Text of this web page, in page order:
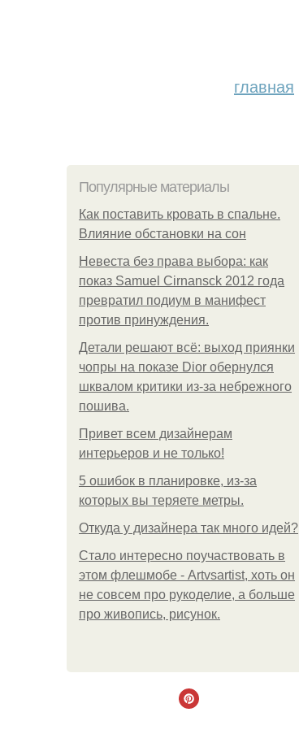
главная
Популярные материалы
Как поставить кровать в спальне.
Влияние обстановки на сон
Невеста без права выбора: как
показ Samuel Cirnansck 2012 года
превратил подиум в манифест
против принуждения.
Детали решают всё: выход приянки
чопры на показе Dior обернулся
шквалом критики из-за небрежного
пошива.
Привет всем дизайнерам
интерьеров и не только!
5 ошибок в планировке, из-за
которых вы теряете метры.
Откуда у дизайнера так много идей?
Стало интересно поучаствовать в
этом флешмобе - Artvsartist, хоть он
не совсем про рукоделие, а больше
про живопись, рисунок.